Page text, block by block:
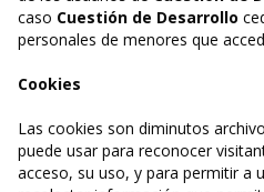
caso Cuestión de Desarrollo
personales de menores que
Cookies
Las cookies son diminutos
puede usar para reconocer
acceso, su uso, y para permitir a